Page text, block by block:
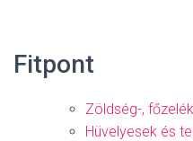
Fitpont
Zöldség-,
Hüvelyesek és